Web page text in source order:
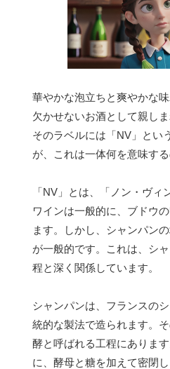
華やかな泡立ちと爽やかな
欠かせないお酒として親し
そのラベルには「NV」とい
が、これは一体何を意味す
「NV」とは、「ノン・ヴィ
ワインは一般的に、ブドウ
ます。しかし、シャンパン
が一般的です。これは、シ
程と深く関係しています。
シャンパンは、フランスの
統的な製法で造られます。
酵と呼ばれる工程にありま
に、酵母と糖を加えて密閉